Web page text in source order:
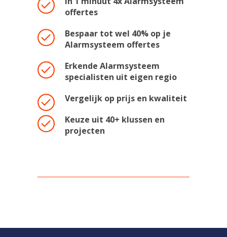
offertes
Bespaar tot wel 40% op je
Alarmsysteem offertes
Erkende Alarmsysteem
specialisten uit eigen regio
Vergelijk op prijs en kwaliteit
Keuze uit 40+ klussen en
projecten